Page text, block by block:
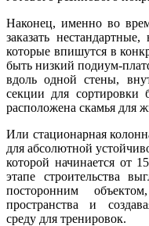
Наконец, именно во
заказать
которые впишутся в
быть низкий подиум-
вдоль одной стены,
секции для сортировки
расположена скамья для
Или стационарная
для абсолютной
которой начинается от
этапе строительства
посторонним
пространства и
среду для тренировок.